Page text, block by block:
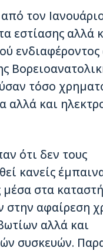
τον
εστίασης αλλά
ενδιαφέροντος
τόσο
αλλά και
ότι δεν τους
κανείς
στα
στην αφαίρεση
αλλά και
συσκευών.